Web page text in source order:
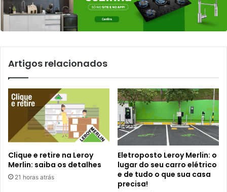
Artigos relacionados
Clique e retire na Leroy
Merlin: saiba os detalhes
21 horas atrás
Eletroposto Leroy Merlin: o
lugar do seu carro elétrico
e de tudo o que sua casa
precisa!